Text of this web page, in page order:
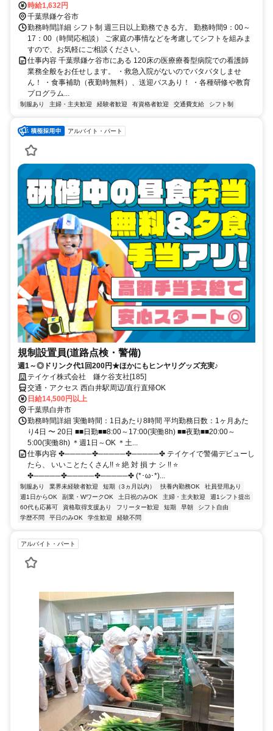
ヶ谷大仏駅」からバス6分 「ひょうたん」バス停下車徒歩4分
時給1,632円
千葉県鎌ケ谷市
勤務時間詳細 シフト制 週三日以上勤務できる方。 勤務時間9：00～
17：00（時間応相談） ご家庭の事情などを考慮してシフトを組みま
すので、お気軽にご相談ください。
仕事内容 千葉県鎌ケ谷市にある 120床の医療療養型病院での看護師
業務全般をお任せします。 ・救急入院がないのでバタバタしませ
ん！ ・食事補助（夜勤時無料）、送迎バスあり！ ・各種研修や教育
プログラム...
制服あり 主婦・主夫歓迎 経験者歓迎 有資格者歓迎 交通費支給 シフト制
アルバイト・パート
規制設置員(道路点検・警備)
週1～◎ドリンク代1回200円★ほかにもヒンヤリグッズ充実♪
テイケイ株式会社 鎌ケ谷支社[185]
交通・アクセス 西白井駅周辺/直行直帰OK
日給14,500円以上
千葉県白井市
勤務時間詳細 実働時間：1日あたり8時間 平均勤務日数：1ヶ月あた
り4日 〜 20日 ■■日勤■■8:00～17:00(実働8h) ■■夜勤■■20:00～
5:00(実働8h) ＊週1日～OK ＊土...
仕事内容 ✤─────✤─────✤─────✤ テイケイで警備デビューし
たら、 いいことたくさん!! ⭐ 絶 対 損 ナ シ !! ⭐
✤─────✤─────✤─────✤ (*･ω･*)...
制服あり 業界未経験者歓迎 短期（3ヵ月以内） 扶養内勤務OK
社員登用あり
週1日からOK
副業・WワークOK 土日祝のみOK 主婦・主夫歓迎
週1シフト提出
60代も応募可
資格取得支援あり フリーター歓迎 短期 早朝
シフト自由
学歴不問
平日のみOK 学生歓迎 経験不問
アルバイト・パート